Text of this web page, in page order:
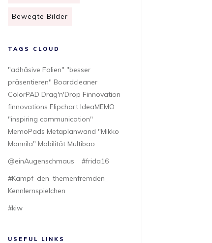
Bewegte Bilder
TAGS CLOUD
"adhäsive Folien" "besser
präsentieren" Boardcleaner
ColorPAD Drag'n'Drop Finnovation
finnovations Flipchart IdeaMEMO
"inspiring communication"
MemoPads Metaplanwand "Mikko
Mannila" Mobilität Multibao
@einAugenschmaus
#frida16
#Kampf_den_themenfremden_
Kennlernspielchen
#kiw
USEFUL LINKS